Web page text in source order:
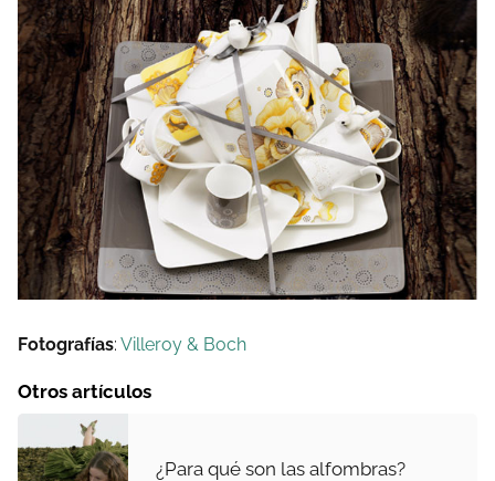
Fotografías: Villeroy & Boch
Otros artículos
¿Para qué son las alfombras?